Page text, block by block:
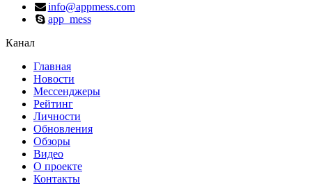
info@appmess.com
app_mess
Канал
Главная
Новости
Мессенджеры
Рейтинг
Личности
Обновления
Обзоры
Видео
О проекте
Контакты